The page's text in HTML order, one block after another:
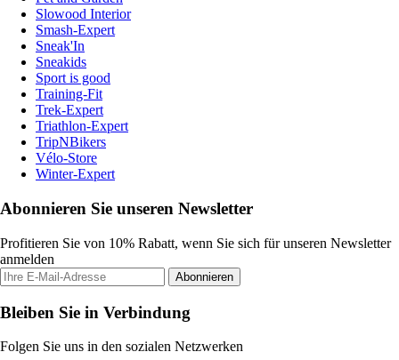
Slowood Interior
Smash-Expert
Sneak'In
Sneakids
Sport is good
Training-Fit
Trek-Expert
Triathlon-Expert
TripNBikers
Vélo-Store
Winter-Expert
Abonnieren Sie unseren Newsletter
Profitieren Sie von 10% Rabatt, wenn Sie sich für unseren Newsletter
anmelden
Abonnieren
Bleiben Sie in Verbindung
Folgen Sie uns in den sozialen Netzwerken